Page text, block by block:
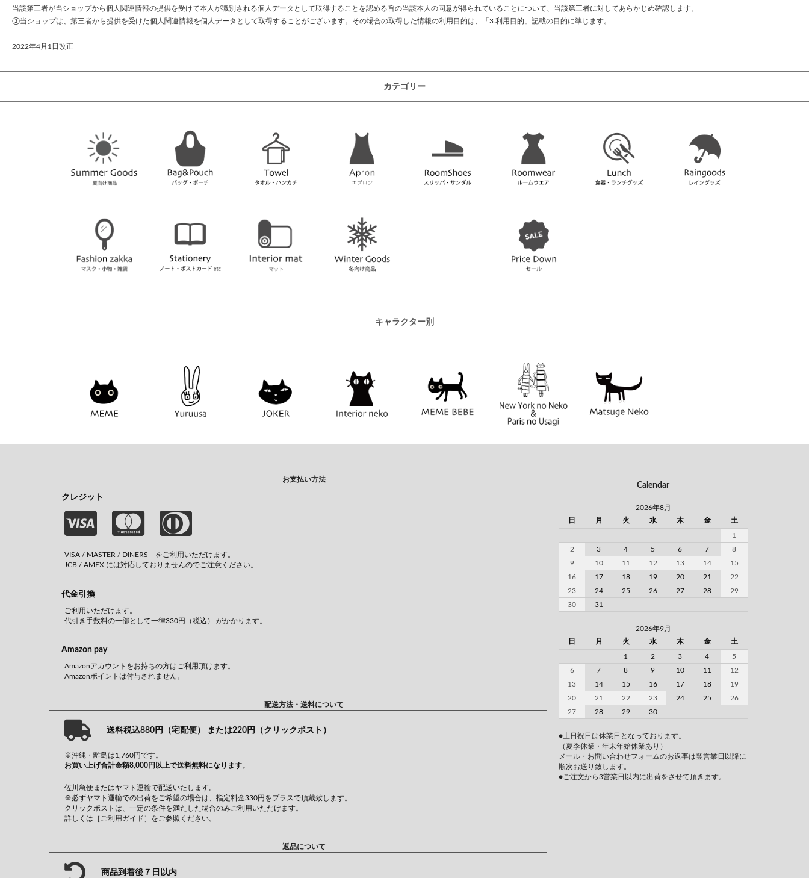
当該第三者が当ショップから個人関連情報の提供を受けて本人が識別される個人データとして取得することを認める旨の当該本人の同意が得られていることについて、当該第三者に対してあらかじめ確認します。
②当ショップは、第三者から提供を受けた個人関連情報を個人データとして取得することがございます。その場合の取得した情報の利用目的は、「3.利用目的」記載の目的に準じます。
2022年4月1日改正
カテゴリー
キャラクター別
お支払い方法
クレジット
VISA / MASTER / DINERS をご利用いただけます。
JCB / AMEX には対応しておりませんのでご注意ください。
代金引換
ご利用いただけます。
代引き手数料の一部として一律330円（税込） がかかります。
Amazon pay
Amazonアカウントをお持ちの方はご利用頂けます。
Amazonポイントは付与されません。
配送方法・送料について
送料税込880円（宅配便） または220円（クリックポスト）
※沖縄・離島は1,760円です。
お買い上げ合計金額8,000円以上で送料無料になります。
佐川急便またはヤマト運輸で配送いたします。
※必ずヤマト運輸での出荷をご希望の場合は、指定料金330円をプラスで頂戴致します。
クリックポストは、一定の条件を満たした場合のみご利用いただけます。
詳しくは ［ご利用ガイド］ をご参照ください。
返品について
商品到着後７日以内
Calendar
2026年8月
日
月 火 水 木 金 土
1
2
3 4 5 6 7
8
9
10 11 12 13 14
15
16
17 18 19 20 21
22
23
24 25 26 27 28
29
30
31
2026年9月
日
月 火 水 木 金 土
1 2 3 4
5
6
7 8 9 10 11
12
13
14 15 16 17 18
19
20
21 22 23 24 25
26
27
28 29 30
●土日祝日は休業日となっております。
（夏季休業・年末年始休業あり）
メール・お問い合わせフォームのお返事は翌営業日以降に
順次お送り致します。
●ご注文から3営業日以内に出荷をさせて頂きます。